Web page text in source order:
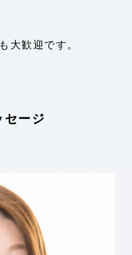
大歓迎です。
セージ